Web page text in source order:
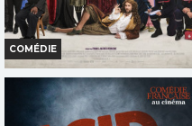
COMÉDIE
DE LA COMÉDIE-FRANÇAISE